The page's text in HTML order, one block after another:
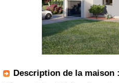
Description de la maison :